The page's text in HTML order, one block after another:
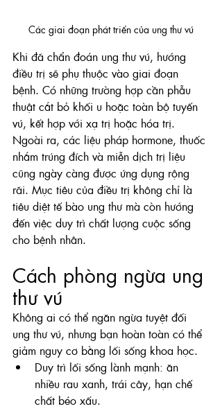
Các giai đoạn phát triển của ung thư vú
Khi đã chẩn đoán ung thư vú, hướng
điều trị sẽ phụ thuộc vào giai đoạn
bệnh. Có những trường hợp cần phẫu
thuật cắt bỏ khối u hoặc toàn bộ tuyến
vú, kết hợp với xạ trị hoặc hóa trị.
Ngoài ra, các liệu pháp hormone, thuốc
nhắm trúng đích và miễn dịch trị liệu
cũng ngày càng được ứng dụng rộng
rãi. Mục tiêu của điều trị không chỉ là
tiêu diệt tế bào ung thư mà còn hướng
đến việc duy trì chất lượng cuộc sống
cho bệnh nhân.
Cách phòng ngừa ung
thư vú
Không ai có thể ngăn ngừa tuyệt đối
ung thư vú, nhưng bạn hoàn toàn có thể
giảm nguy cơ bằng lối sống khoa học.
Duy trì lối sống lành mạnh: ăn
nhiều rau xanh, trái cây, hạn chế
chất béo xấu.